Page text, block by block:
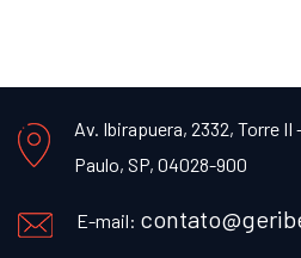
Av. Ibirapuera, 2332, Torre II -
Paulo, SP, 04028-900
E-mail: